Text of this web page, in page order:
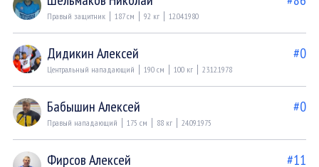
Правый защитник 187 см 92 кг 12.04.1980
Дидикин Алексей #0
Центральный нападающий 190 см 100 кг 23.12.1978
Бабышин Алексей #0
Правый нападающий 175 см 88 кг 24.09.1975
Фирсов Алексей #11